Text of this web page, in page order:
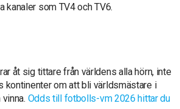
kanaler som TV4 och TV6.
åt sig tittare från världens alla hörn, inte
om att bli världsmästare i
Odds till fotbolls-vm 2026 hittar du